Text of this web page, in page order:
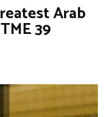
Arab
39